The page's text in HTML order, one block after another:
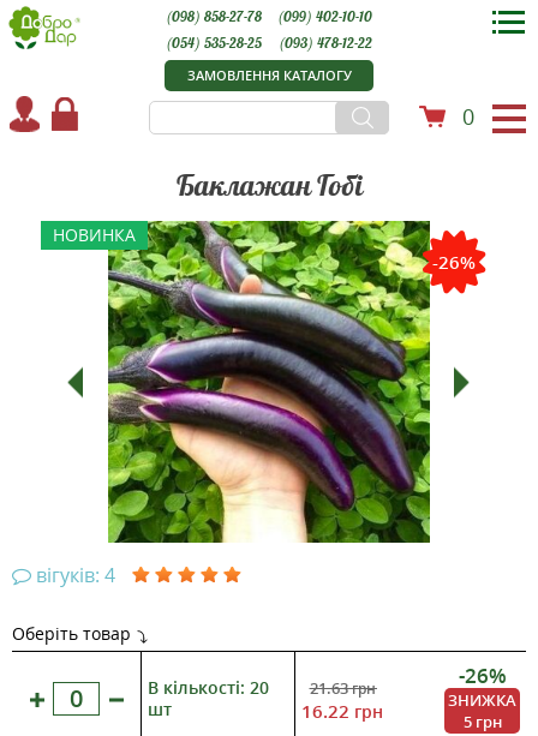
ЗАМОВЛЕННЯ КАТАЛОГУ
0
(098) 858-27-78
(099) 402-10-10
(054) 535-28-25
(093) 478-12-22
Баклажан Гобі
НОВИНКА
-26%
вігуків: 4
Оберіть товар
В кількості: 20
шт
21.63грн
16.22 грн
-26%
ЗНИЖКА
5 грн